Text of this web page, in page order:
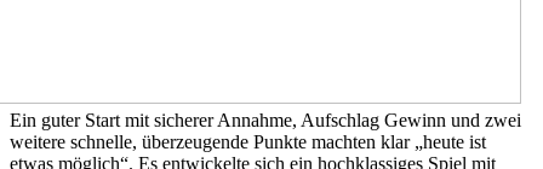
Ein guter Start mit sicherer Annahme, Aufschlag Gewinn und zwei
weitere schnelle, überzeugende Punkte machten klar „heute ist
etwas möglich“. Es entwickelte sich ein hochklassiges Spiel mit